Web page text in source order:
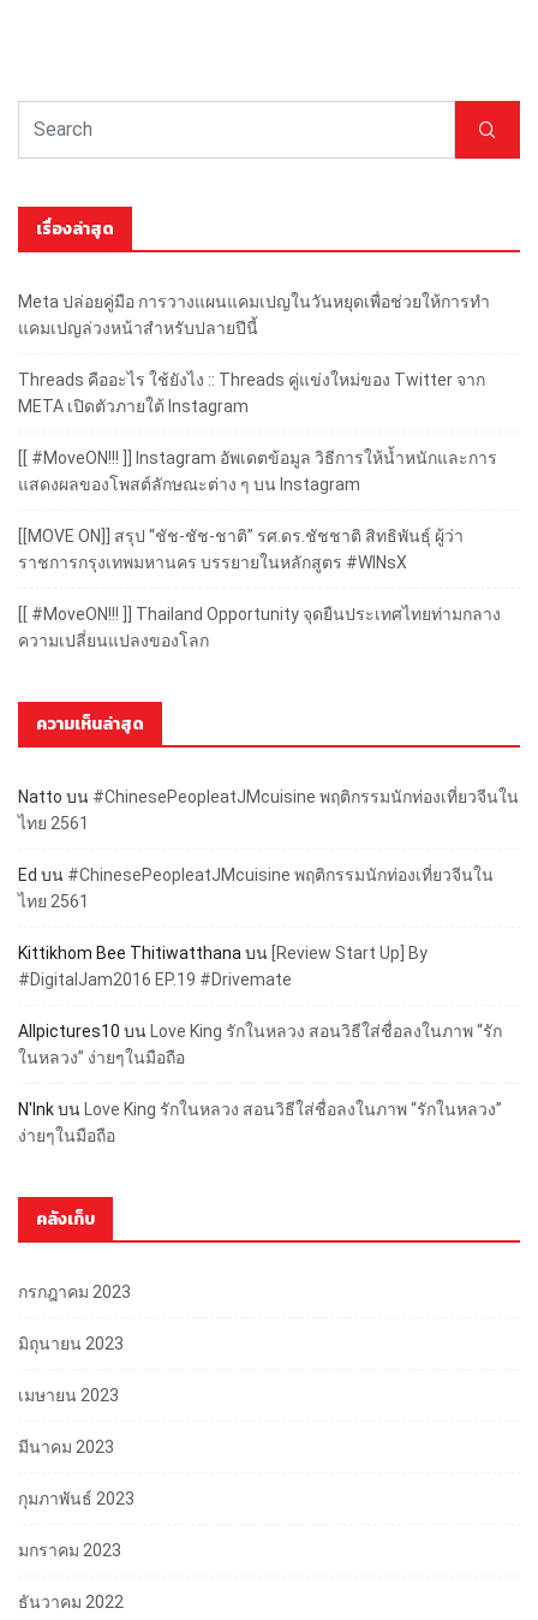
เรื่องล่าสุด
Meta ปล่อยคู่มือ การวางแผนแคมเปญในวันหยุดเพื่อช่วยให้การทำ
แคมเปญล่วงหน้าสำหรับปลายปีนี้
Threads คืออะไร ใช้ยังไง :: Threads คู่แข่งใหม่ของ Twitter จาก
META เปิดตัวภายใต้ Instagram
[[ #MoveON!!! ]] Instagram อัพเดตข้อมูล วิธีการให้น้ำหนักและการ
แสดงผลของโพสต์ลักษณะต่าง ๆ บน Instagram
[[MOVE ON]] สรุป “ชัช-ชัช-ชาติ” รศ.ดร.ชัชชาติ สิทธิพันธุ์ ผู้ว่า
ราชการกรุงเทพมหานคร บรรยายในหลักสูตร #WINsX
[[ #MoveON!!! ]] Thailand Opportunity จุดยืนประเทศไทยท่ามกลาง
ความเปลี่ยนแปลงของโลก
ความเห็นล่าสุด
Natto บน #ChinesePeopleatJMcuisine พฤติกรรมนักท่องเที่ยวจีนใน
ไทย 2561
Ed บน #ChinesePeopleatJMcuisine พฤติกรรมนักท่องเที่ยวจีนใน
ไทย 2561
Kittikhom Bee Thitiwatthana บน [Review Start Up] By
#DigitalJam2016 EP.19 #Drivemate
Allpictures10 บน
Love King รักในหลวง สอนวิธีใส่ชื่อลงในภาพ “รัก
ในหลวง” ง่ายๆในมือถือ
N'Inkบน
Love King รักในหลวง สอนวิธีใส่ชื่อลงในภาพ “รักในหลวง”
ง่ายๆในมือถือ
คลังเก็บ
กรกฎาคม 2023
มิถุนายน 2023
เมษายน 2023
มีนาคม 2023
กุมภาพันธ์ 2023
มกราคม 2023
ธันวาคม 2022